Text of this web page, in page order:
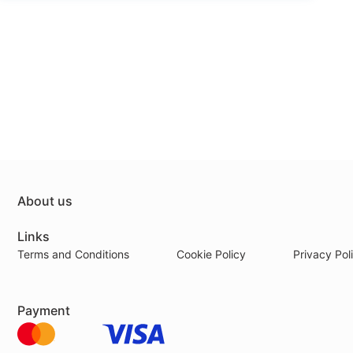
About us
Links
Terms and Conditions Cookie Policy Privacy
Payment